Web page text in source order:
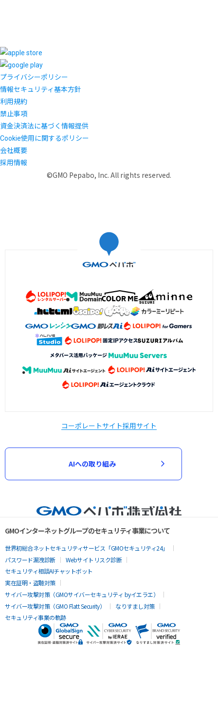
プライバシーポリシー
情報セキュリティ基本方針
利用規約
禁止事項
資金決済法に基づく情報提供
Cookie使用に関するポリシー
会社概要
採用情報
©GMO Pepabo, Inc. All rights reserved.
コーポレートサイト採用サイト
AIへの取り組み
GMOインターネットグループのセキュリティ事業について
世界初総合ネットセキュリティサービス「GMOセキュリティ24」
パスワード漏洩診断
Webサイトリスク診断
セキュリティ相談AIチャットボット
実在証明・盗聴対策
サイバー攻撃対策（GMOサイバーセキュリティ byイエラエ）
サイバー攻撃対策（GMO Flatt Security）
なりすまし対策
セキュリティ事業の軌跡